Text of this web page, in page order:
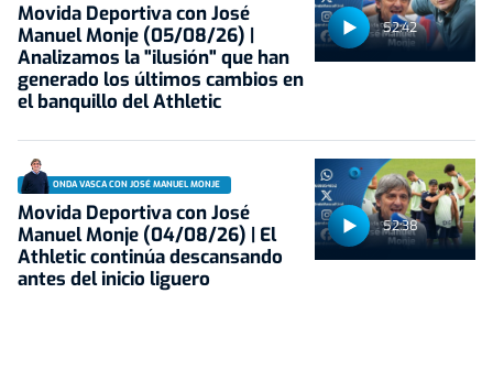
52:42
Movida Deportiva con José
Manuel Monje (05/08/26) |
Analizamos la "ilusión" que han
generado los últimos cambios en
el banquillo del Athletic
52:38
ONDA VASCA CON JOSÉ MANUEL MONJE
Movida Deportiva con José
Manuel Monje (04/08/26) | El
Athletic continúa descansando
antes del inicio liguero